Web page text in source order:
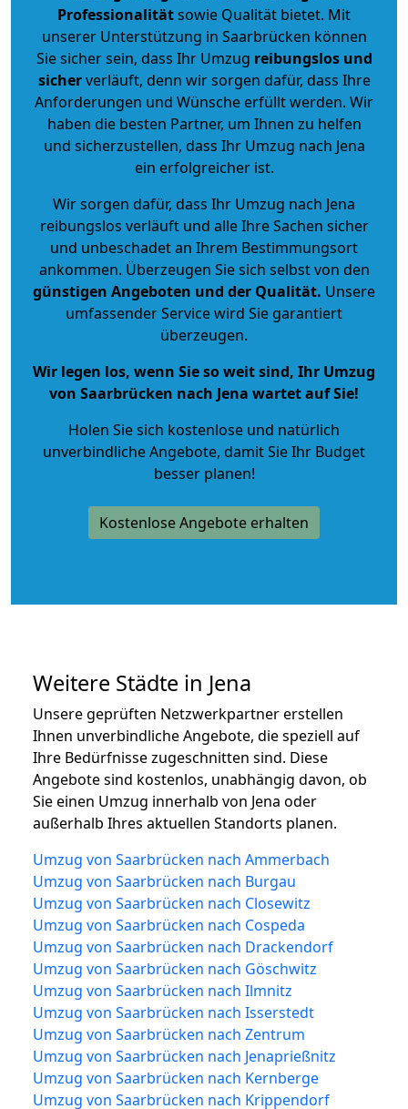
Professionalitätsowie Qualität bietet. Mit
unserer Unterstützung in Saarbrücken können
Sie sicher sein, dass Ihr Umzug reibungslos und
sicherverläuft, denn wir sorgen dafür, dass Ihre
Anforderungen und Wünsche erfüllt werden. Wir
haben die besten Partner, um Ihnen zu helfen
und sicherzustellen, dass Ihr Umzug nach Jena
ein erfolgreicher ist.
Wir sorgen dafür, dass Ihr Umzug nach Jena
reibungslos verläuft und alle Ihre Sachen sicher
und unbeschadet an Ihrem Bestimmungsort
ankommen. Überzeugen Sie sich selbst von den
günstigen Angeboten und der Qualität. Unsere
umfassender Service wird Sie garantiert
überzeugen.
Wir legen los, wenn Sie so weit sind, Ihr Umzug
von Saarbrücken nach Jena wartet auf Sie!
Holen Sie sich kostenlose und natürlich
unverbindliche Angebote, damit Sie Ihr Budget
besser planen!
Kostenlose Angebote erhalten
Weitere Städte in Jena
Unsere geprüften Netzwerkpartner erstellen
Ihnen unverbindliche Angebote, die speziell auf
Ihre Bedürfnisse zugeschnitten sind. Diese
Angebote sind kostenlos, unabhängig davon, ob
Sie einen Umzug innerhalb von Jena oder
außerhalb Ihres aktuellen Standorts planen.
Umzug von Saarbrücken nach Ammerbach
Umzug von Saarbrücken nach Burgau
Umzug von Saarbrücken nach Closewitz
Umzug von Saarbrücken nach Cospeda
Umzug von Saarbrücken nach Drackendorf
Umzug von Saarbrücken nach Göschwitz
Umzug von Saarbrücken nach Ilmnitz
Umzug von Saarbrücken nach Isserstedt
Umzug von Saarbrücken nach Zentrum
Umzug von Saarbrücken nach Jenaprießnitz
Umzug von Saarbrücken nach Kernberge
Umzug von Saarbrücken nach Krippendorf